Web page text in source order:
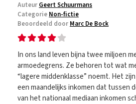
Auteur Geert Schuurmans
Categorie Non-fictie
Beoordeeld door Marc De Bock
In ons land leven bijna twee miljoen
armoedegrens. Ze behoren tot wat
“lagere middenklasse” noemt. Het
een maandelijks inkomen dat tussen
van het nationaal mediaan inkomen